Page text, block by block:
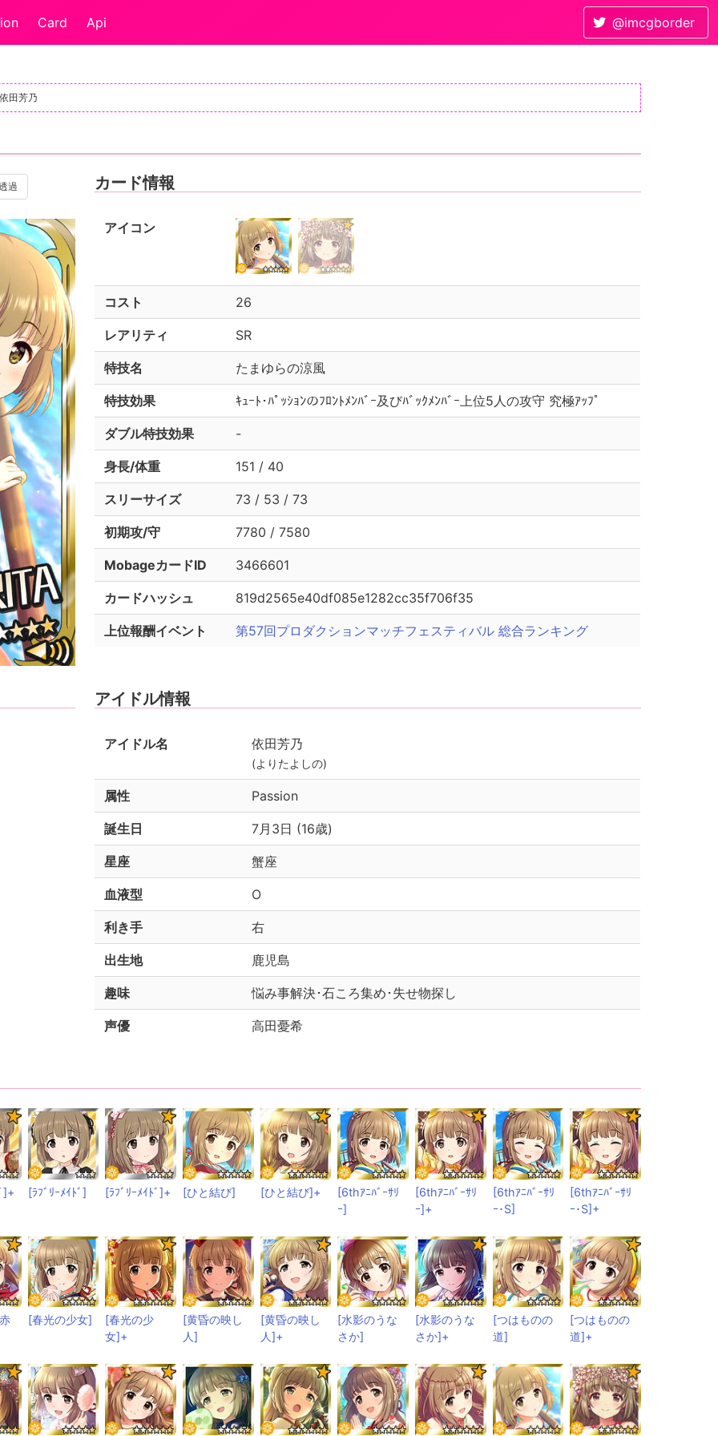
Card Api @imcgborder
田芳乃
過 カード情報
アイコン
コスト 26
レアリティ SR
特技名 たまゆらの涼風
特技効果 ｷｭｰﾄ･ﾊﾟｯｼｮﾝのﾌﾛﾝﾄﾒﾝﾊﾞｰ及びﾊﾞｯｸﾒﾝﾊﾞｰ上位5人の攻守 究極ｱｯﾌﾟ
ダブル特技効果 -
身長/体重 151 / 40
スリーサイズ 73 / 53 / 73
初期攻/守 7780 / 7580
MobageカードID 3466601
カードハッシュ 819d2565e40df085e1282cc35f706f35
上位報酬イベント 第57回プロダクションマッチフェスティバル 総合ランキング
アイドル情報
アイドル名 依田芳乃
(よりたよしの)
属性 Passion
誕生日 7月3日 (16歳)
星座 蟹座
血液型 O
利き手 右
出生地 鹿児島
趣味 悩み事解決･石ころ集め･失せ物探し
声優 高田憂希
]+ [ﾗﾌﾞﾘｰﾒｲﾄﾞ] [ﾗﾌﾞﾘｰﾒｲﾄﾞ]+ [ひと結び] [ひと結び]+
[6thｱﾆﾊﾞｰｻﾘ
ｰ]
[6thｱﾆﾊﾞｰｻﾘ
ｰ]+
[6thｱﾆﾊﾞｰｻﾘ
ｰ･S]
[6thｱﾆﾊﾞｰｻﾘ
ｰ･S]+
[春光の少女]
[春光の少
女]+
[黄昏の映し
人]
[黄昏の映し
人]+
[水影のうな
さか]
[水影のうな
さか]+
[つはものの
道]
[つはものの
道]+